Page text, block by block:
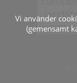
©
Vi använder
(gemensamt